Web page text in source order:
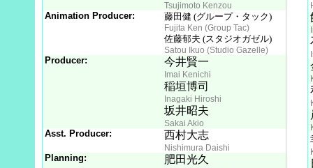
Tsujimoto Kenzou
Animation Producer: 藤田健 (グループ・タック)
Fujita Ken (Group Tac)
佐藤郁夫 (スタジオガゼル)
Satou Ikuo (Studio Gazelle)
Producer: 今井賢一
Imai Kenichi
稲垣博司
Inagaki Hiroshi
坂井昭夫
Sakai Akio
Asst. Producer: 西村大志
Nishimura Daishi
Planning: 肥田光久